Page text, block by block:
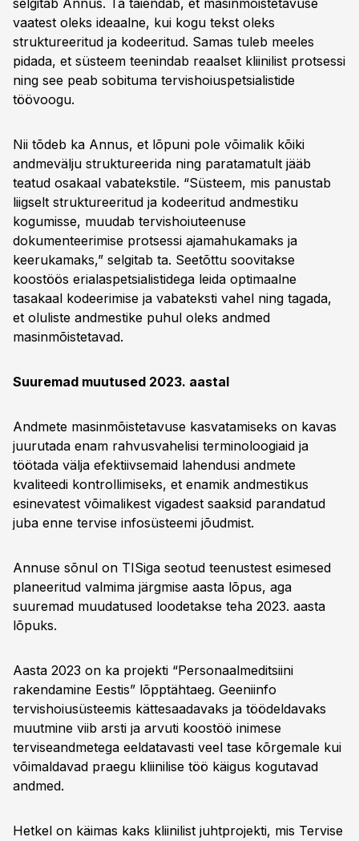
selgitab Annus. Ta täiendab, et masinmõistetavuse
vaatest oleks ideaalne, kui kogu tekst oleks
struktureeritud ja kodeeritud. Samas tuleb meeles
pidada, et süsteem teenindab reaalset kliinilist protsessi
ning see peab sobituma tervishoiuspetsialistide
töövoogu.
Nii tõdeb ka Annus, et lõpuni pole võimalik kõiki
andmevälju struktureerida ning paratamatult jääb
teatud osakaal vabatekstile. “Süsteem, mis panustab
liigselt struktureeritud ja kodeeritud andmestiku
kogumisse, muudab tervishoiuteenuse
dokumenteerimise protsessi ajamahukamaks ja
keerukamaks,” selgitab ta. Seetõttu soovitakse
koostöös erialaspetsialistidega leida optimaalne
tasakaal kodeerimise ja vabateksti vahel ning tagada,
et oluliste andmestike puhul oleks andmed
masinmõistetavad.
Suuremad muutused 2023. aastal
Andmete masinmõistetavuse kasvatamiseks on kavas
juurutada enam rahvusvahelisi terminoloogiaid ja
töötada välja efektiivsemaid lahendusi andmete
kvaliteedi kontrollimiseks, et enamik andmestikus
esinevatest võimalikest vigadest saaksid parandatud
juba enne tervise infosüsteemi jõudmist.
Annuse sõnul on TISiga seotud teenustest esimesed
planeeritud valmima järgmise aasta lõpus, aga
suuremad muudatused loodetakse teha 2023. aasta
lõpuks.
Aasta 2023 on ka projekti “Personaalmeditsiini
rakendamine Eestis” lõpptähtaeg. Geeniinfo
tervishoiusüsteemis kättesaadavaks ja töödeldavaks
muutmine viib arsti ja arvuti koostöö inimese
terviseandmetega eeldatavasti veel tase kõrgemale kui
võimaldavad praegu kliinilise töö käigus kogutavad
andmed.
Hetkel on käimas kaks kliinilist juhtprojekti, mis Tervise